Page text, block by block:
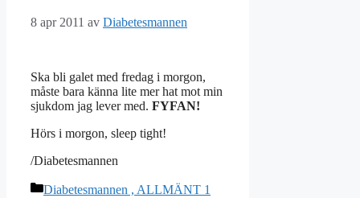
8 apr 2011 av Diabetesmannen
Ska bli galet med fredag i morgon,
måste bara känna lite mer hat mot min
sjukdom jag lever med. FYFAN!
Hörs i morgon, sleep tight!
/Diabetesmannen
Kategorier
Diabetesmannen , ALLMÄNT 1